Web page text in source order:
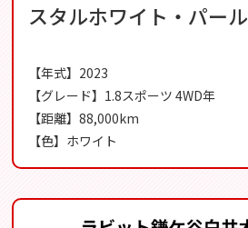
スタルホワイト・パール
【年式】2023
【グレード】1.8スポーツ 4WD年
【距離】88,000km
【色】ホワイト